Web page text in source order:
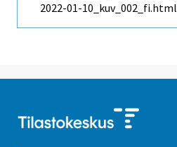
2022-01-10_kuv_002_fi.html